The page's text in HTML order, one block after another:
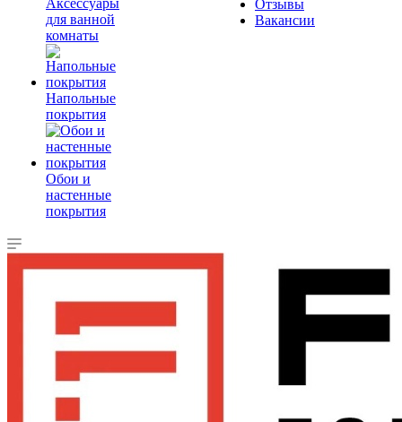
Аксессуары
для ванной
комнаты
Напольные
покрытия
Обои и
настенные
покрытия
Отзывы
Вакансии